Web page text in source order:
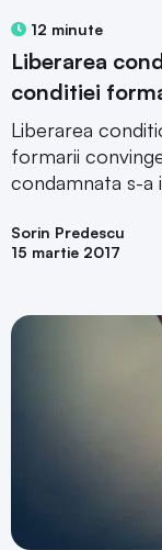
12 minute
Liberarea
conditiei
Liberarea
formarii
condamnata s-a
Sorin Predescu
15 martie 2017